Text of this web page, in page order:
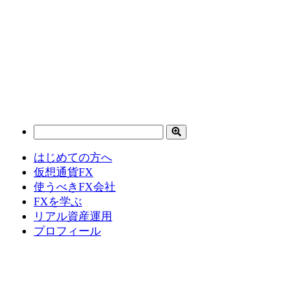
はじめての方へ
仮想通貨FX
使うべきFX会社
FXを学ぶ
リアル資産運用
プロフィール